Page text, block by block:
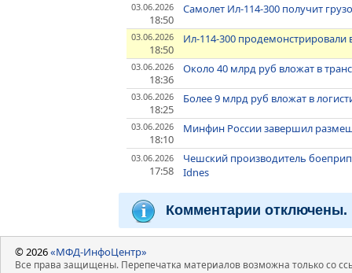
03.06.2026
18:50
Самолет Ил-114-300 получит
03.06.2026
18:50
Ил-114-300
03.06.2026
18:36
Около 40 млрд руб вложат в
03.06.2026
18:25
Более 9 млрд руб вложат в
03.06.2026
18:10
Минфин России завершил
03.06.2026
17:58
Чешский производитель
Idnes
Комментарии отключены.
© 2026«МФД-ИнфоЦентр»
Все права защищены. Перепечатка материалов возможна только со